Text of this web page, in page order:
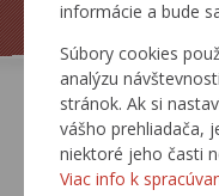
informácie a bude
Súbory cookies
analýzu
stránok. Ak si
vášho prehliadača,
niektoré jeho časti
Viac info k
ŽIADOSTI